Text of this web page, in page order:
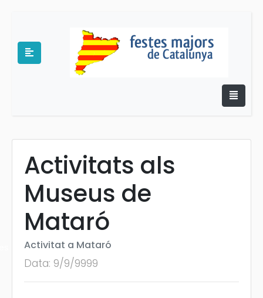
Activitats als
Museus de
Mataró
Activitat a Mataró
Data: 9/9/9999